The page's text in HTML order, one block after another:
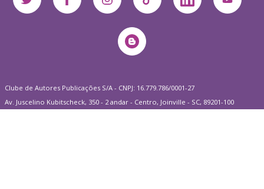
Clube de Autores Publicações S/A - CNPJ: 16.779.786/0001-27
Av. Juscelino Kubitscheck, 350 - 2 andar - Centro, Joinville - SC, 89201-100